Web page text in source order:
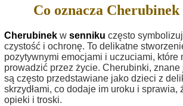
Co oznacza Cherubinek
Cherubinek w senniku często
czystość i ochronę. To delikatne
pozytywnymi emocjami i uczuciami, które
prowadzić przez życie. Cherubinki, znane
są często przedstawiane jako dzieci z
skrzydłami, co dodaje im uroku i sprawia,
opieki i troski.